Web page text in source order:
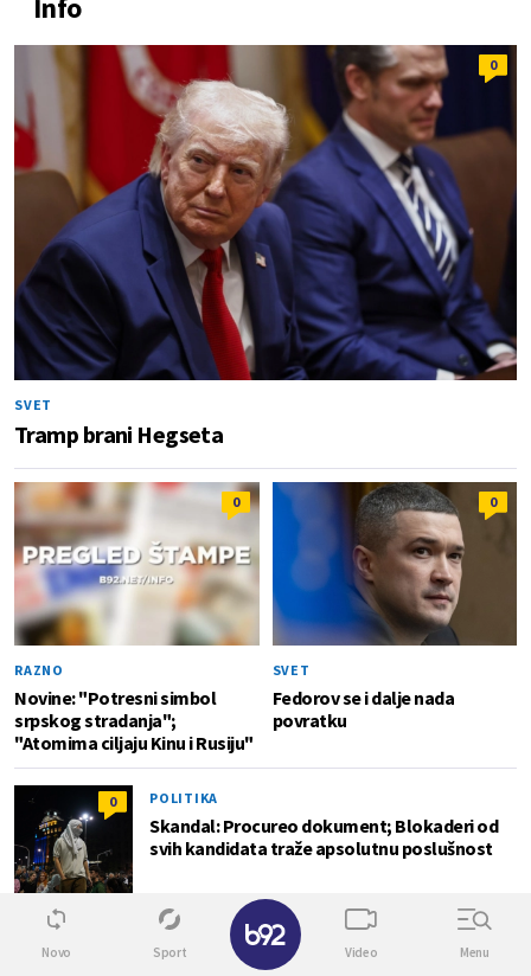
0
SVET
Tramp brani Hegseta
0
RAZNO
Novine: "Potresni simbol
srpskog stradanja";
"Atomima ciljaju Kinu i Rusiju"
0
SVET
Fedorov se i dalje nada
povratku
0 POLITIKA
Skandal: Procureo dokument; Blokaderi od
svih kandidata traže apsolutnu poslušnost
POLITIKA
Novo Sport Video Menu
✕